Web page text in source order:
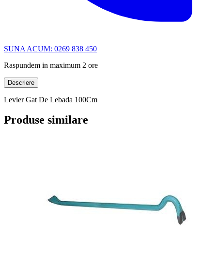
SUNA ACUM: 0269 838 450
Raspundem in maximum 2 ore
Descriere
Levier Gat De Lebada 100Cm
Produse similare